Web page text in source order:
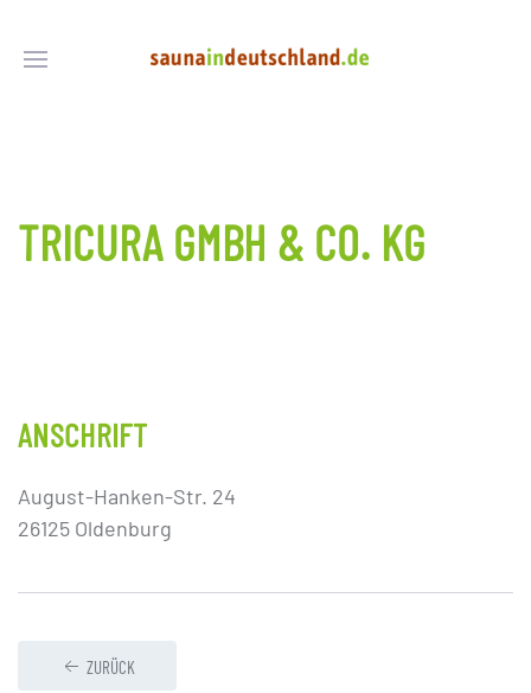
TRICURA GMBH & CO. KG
ANSCHRIFT
August-Hanken-Str. 24
26125 Oldenburg
ZURÜCK